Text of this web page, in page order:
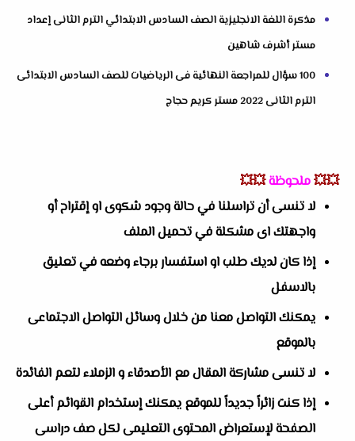
مذكرة اللغة الانجليزية الصف السادس الابتدائي الترم الثانى إعداد
مستر أشرف شاهين
100 سؤال للمراجعة النهائية فى الرياضيات للصف السادس الابتدائى
الترم الثانى 2022 مستر كريم حجاج
💥💥ملحوظة💥💥
لا تنسى أن تراسلنا في حالة وجود شكوى او إقتراح أو
واجهتك اى مشكلة في تحميل الملف
إذا كان لديك طلب او استفسار برجاء وضعه في تعليق
بالاسفل
يمكنك التواصل معنا من خلال وسائل التواصل الاجتماعى
بالموقع
لا تنسى مشاركة المقال مع الأصدقاء و الزملاء لتعم الفائدة
إذا كنت زائراً جديداً للموقع يمكنك إستخدام القوائم أعلى
الصفحة لإستعراض المحتوى التعليمى لكل صف دراسى